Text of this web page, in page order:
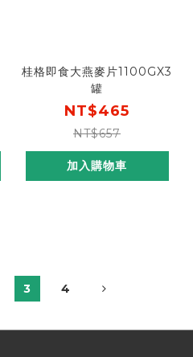
桂格即食大燕麥片1100GX3
罐
NT$465
NT$657
加入購物車
3 4